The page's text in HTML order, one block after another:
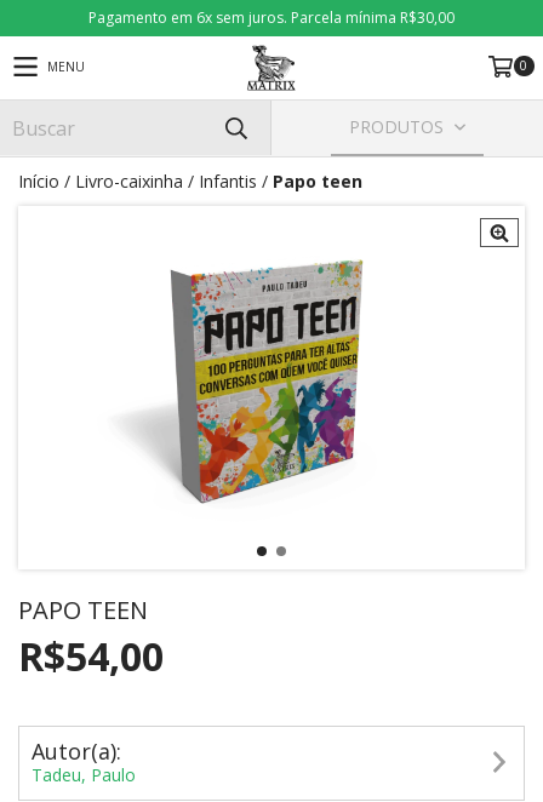
Pagamento em 6x sem juros. Parcela mínima R$30,00
MENU 0
PRODUTOS
Início / Livro-caixinha / Infantis / Papo teen
PAPO TEEN
R$54,00
Autor(a):
Tadeu, Paulo